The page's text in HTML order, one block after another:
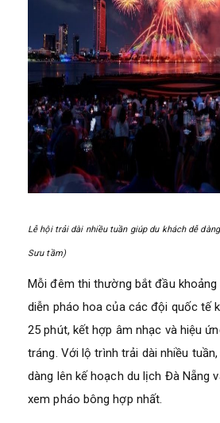
Lễ hội trải dài nhiều tuần giúp du khách dễ
Sưu tầm)
Mỗi đêm thi thường bắt đầu khoảng
diễn pháo hoa của các đội quốc tế
25 phút, kết hợp âm nhạc và hiệu
tráng. Với lộ trình trải dài nhiều
dàng lên kế hoạch du lịch Đà Nẵng
xem pháo bông hợp nhất.